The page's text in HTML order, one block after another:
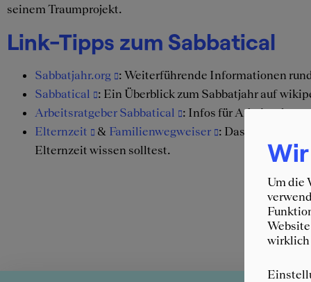
seinem Traumprojekt.
Link-Tipps zum Sabbatical
Sabbatjahr.org
: Weiterführende Informationen
Sabbatical
: Ein Überblick zum Sabbatjahr auf
Arbeitsratgeber Sabbatical
: Infos für Arbeitnehmer
Elternzeit
& Familienwegweiser : Das
Elternzeit wissen solltest.
Um die
wirklich